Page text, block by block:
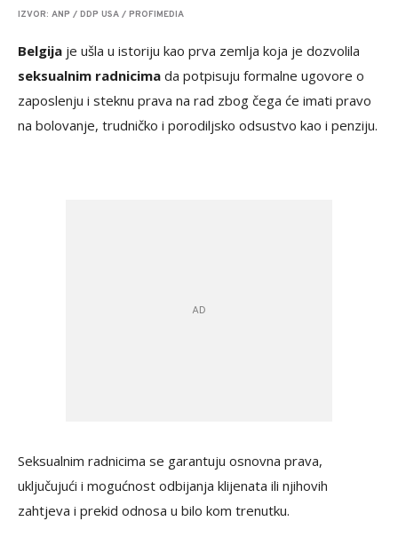
IZVOR: ANP / DDP USA / PROFIMEDIA
Belgija je ušla u istoriju kao prva zemlja koja je dozvolila
seksualnim radnicima da potpisuju formalne ugovore o
zaposlenju i steknu prava na rad zbog čega će imati pravo
na bolovanje, trudničko i porodiljsko odsustvo kao i penziju.
Seksualnim radnicima se garantuju osnovna prava,
uključujući i mogućnost odbijanja klijenata ili njihovih
zahtjeva i prekid odnosa u bilo kom trenutku.